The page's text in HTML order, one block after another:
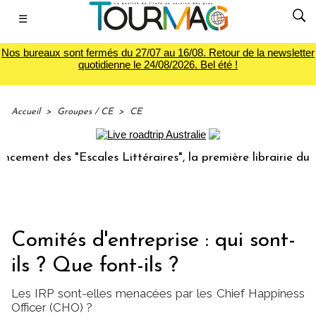
☰
Nos bureaux sont fermés du 27/07 au 16/08. Retour de la newsletter
quotidienne le 24/08/2026. Bel été !
Accueil > Groupes / CE > CE
des "Escales Littéraires", la première librairie du voyage
Comités d'entreprise : qui sont-
ils ? Que font-ils ?
Les IRP sont-elles menacées par les Chief Happiness
Officer (CHO) ?